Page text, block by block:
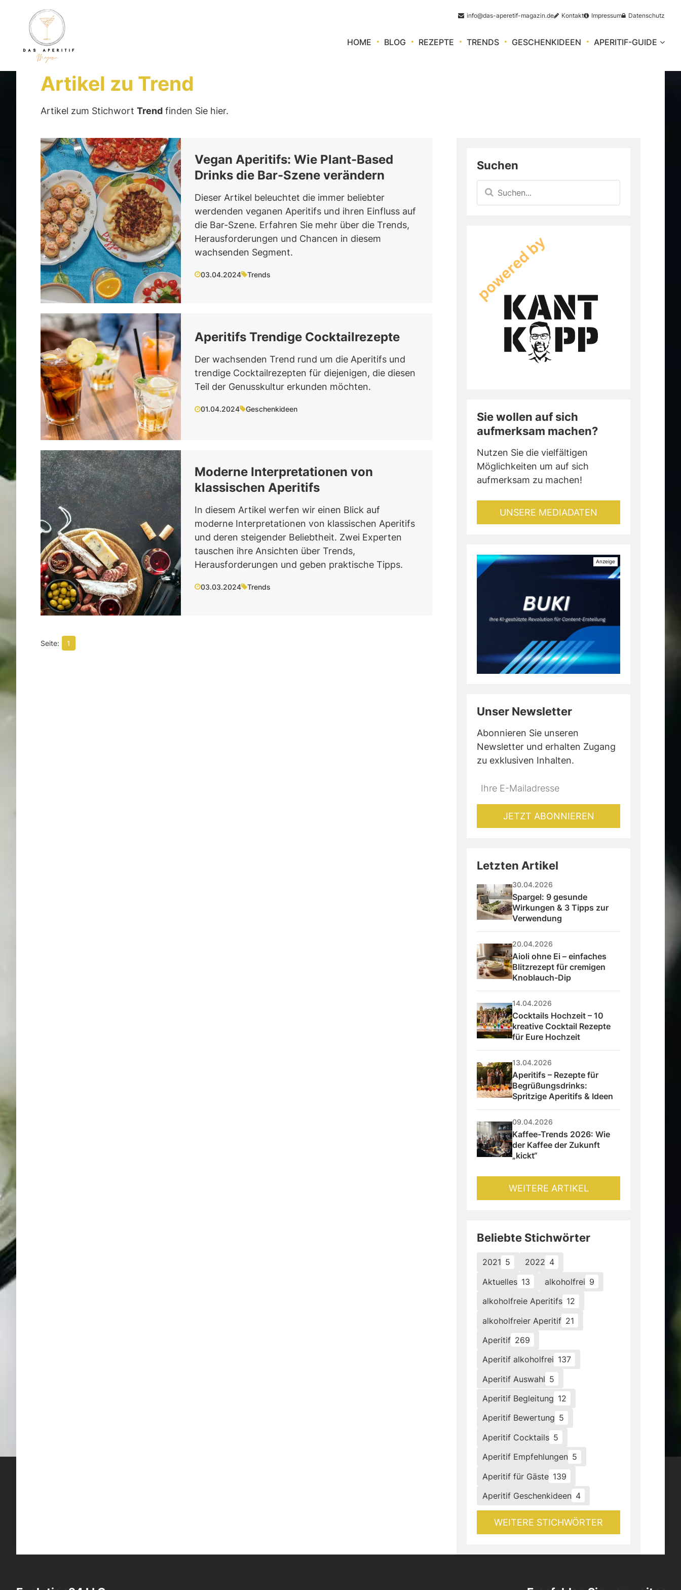
info@das-aperetif-magazin.de Kontakt Impressum Datenschutz
HOME BLOG REZEPTE TRENDS GESCHENKIDEEN APERITIF-GUIDE
Artikel zu Trend
Artikel zum Stichwort Trend finden Sie hier.
Vegan Aperitifs: Wie Plant-Based
Drinks die Bar-Szene verändern
Dieser Artikel beleuchtet die immer beliebter
werdenden veganen Aperitifs und ihren Einfluss auf
die Bar-Szene. Erfahren Sie mehr über die Trends,
Herausforderungen und Chancen in diesem
wachsenden Segment.
03.04.2024 Trends
Aperitifs Trendige Cocktailrezepte
Der wachsenden Trend rund um die Aperitifs und
trendige Cocktailrezepten für diejenigen, die diesen
Teil der Genusskultur erkunden möchten.
01.04.2024 Geschenkideen
Moderne Interpretationen von
klassischen Aperitifs
In diesem Artikel werfen wir einen Blick auf
moderne Interpretationen von klassischen Aperitifs
und deren steigender Beliebtheit. Zwei Experten
tauschen ihre Ansichten über Trends,
Herausforderungen und geben praktische Tipps.
03.03.2024 Trends
1
Suchen
Sie wollen auf sich
aufmerksam machen?
Nutzen Sie die vielfältigen
Möglichkeiten um auf sich
aufmerksam zu machen!
UNSERE MEDIADATEN
Unser Newsletter
Abonnieren Sie unseren
Newsletter und erhalten Zugang
zu exklusiven Inhalten.
Do
*Ihre
Mailadresse:
JETZT ABONNIEREN
Letzten Artikel
30.04.2026
Spargel: 9 gesunde
Wirkungen & 3 Tipps zur
Verwendung
20.04.2026
Aioli ohne Ei – einfaches
Blitzrezept für cremigen
Knoblauch-Dip
14.04.2026
Cocktails Hochzeit – 10
kreative Cocktail Rezepte
für Eure Hochzeit
13.04.2026
Aperitifs – Rezepte für
Begrüßungsdrinks:
Spritzige Aperitifs & Ideen
09.04.2026
Kaffee-Trends 2026: Wie
der Kaffee der Zukunft
„kickt“
WEITERE ARTIKEL
Beliebte Stichwörter
2021 5 2022 4
Aktuelles 13 alkoholfrei 9
alkoholfreie Aperitifs 12
alkoholfreier Aperitif 21
Aperitif 269
Aperitif alkoholfrei 137
Aperitif Auswahl 5
Aperitif Begleitung 12
Aperitif Bewertung 5
Aperitif Cocktails 5
Aperitif Empfehlungen 5
Aperitif für Gäste 139
Aperitif Geschenkideen 4
WEITERE STICHWÖRTER